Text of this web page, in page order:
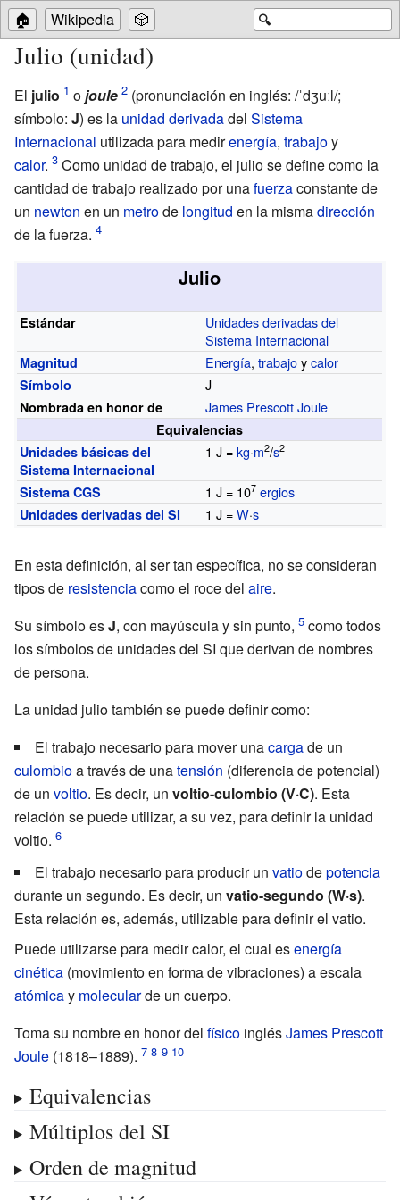
🔍
🏠 Wikipedia 🎲
Julio (unidad)
El julio ojoule (pronunciación en inglés: /ˈdʒuːl/;
símbolo: J) es la unidad derivadadel Sistema
Internacional utilizada para medirenergía, trabajoy
calor.
Como unidad de trabajo, el julio se define como la
cantidad de trabajo realizado por unafuerzaconstante de
un newton en un metrode longitud en la mismadirección
de la fuerza.
Julio
Estándar
Unidades derivadas del
Sistema Internacional
Magnitud Energía,trabajoycalor
Símbolo J
Nombrada en honor de James Prescott Joule
Equivalencias
Unidades básicas del
Sistema Internacional
1 J =kg·m2/s2
Sistema CGS 1 J = 107 ergios
Unidades derivadas del SI 1 J =W·s
En esta definición, al ser tan específica, no se consideran
tipos de resistenciacomo el roce del aire.
Su símbolo esJ, con mayúscula y sin punto,
como todos
los símbolos de unidades del SI que derivan de nombres
de persona.
La unidad julio también se puede definir como:
El trabajo necesario para mover unacargade un
culombioa través de unatensión (diferencia de potencial)
de un voltio. Es decir, un voltio-culombio (V·C). Esta
relación se puede utilizar, a su vez, para definir la unidad
voltio.
El trabajo necesario para producir un vatiodepotencia
durante un segundo. Es decir, un vatio-segundo (W·s).
Esta relación es, además, utilizable para definir el vatio.
Puede utilizarse para medir calor, el cual esenergía
cinética (movimiento en forma de vibraciones) a escala
atómicay molecularde un cuerpo.
Toma su nombre en honor del físico inglésJames Prescott
Joule (1818–1889).
Equivalencias
Múltiplos del SI
Orden de magnitud